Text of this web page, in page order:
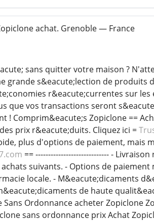
achat. Grenoble — France
sans quitter votre maison ?
grande s&eacute;lection de produits
r&eacute;currentes sur les
que vos transactions seront
! Comprim&eacute;s Zopiclone ==
prix r&eacute;duits. Cliquez ici =
plus d'options de paiement, mais
== ----------------------------- -
suivants. - Options de
locale. - M&eacute;dicaments
de haute
Ordonnance acheter Zopiclone
sans ordonnance prix Achat